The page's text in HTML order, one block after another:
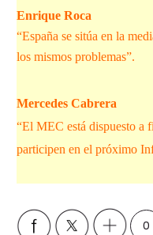
Enrique Roca
“España se sitúa en la
los mismos problemas”.
Mercedes Cabrera
“El MEC está dispuesto a
participen en el próximo
0